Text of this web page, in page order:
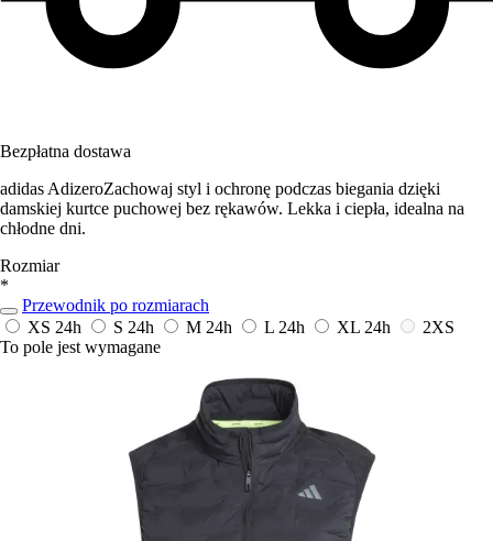
Bezpłatna dostawa
adidas AdizeroZachowaj styl i ochronę podczas biegania dzięki
damskiej kurtce puchowej bez rękawów. Lekka i ciepła, idealna na
chłodne dni.
Rozmiar
*
Przewodnik po rozmiarach
XS 24h S 24h M 24h L 24h XL 24h
2XS
To pole jest wymagane